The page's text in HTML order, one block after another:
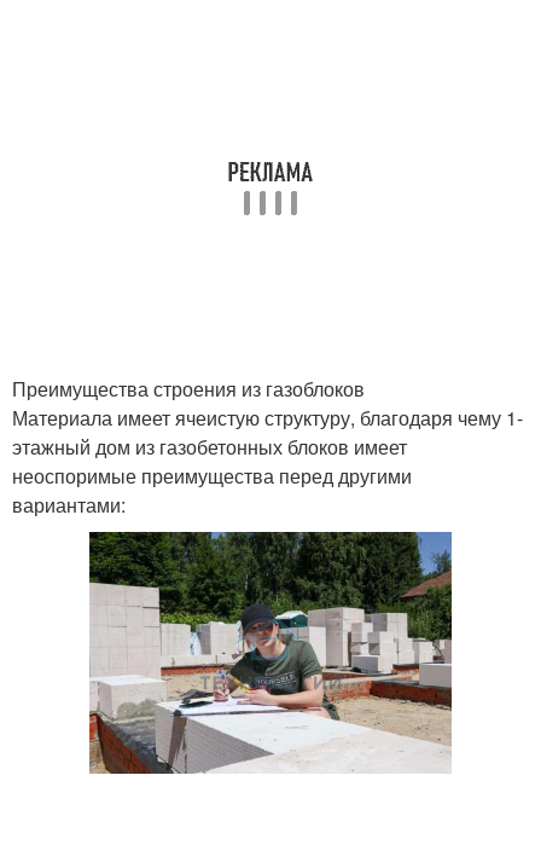
Преимущества строения из газоблоков
Материала имеет ячеистую структуру, благодаря чему 1-
этажный дом из газобетонных блоков имеет
неоспоримые преимущества перед другими
вариантами: